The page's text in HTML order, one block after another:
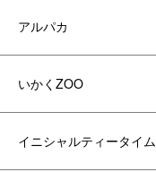
アルパカ
いかくZOO
イニシャルティータイム